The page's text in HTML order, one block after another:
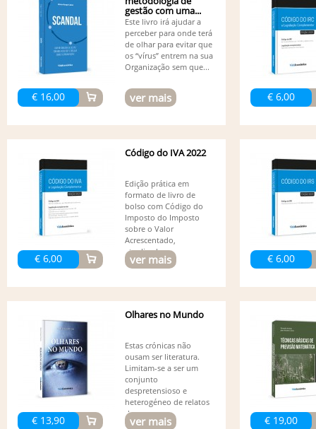
€ 16,00
gestão com uma...
Este livro irá ajudar a
perceber para onde terá
de olhar para evitar que
os “vírus” entrem na sua
Organização sem que...
ver mais € 6,00
€ 6,00
Código do IVA 2022
Edição prática em
formato de livro de
bolso com Código do
Imposto do Imposto
sobre o Valor
Acrescentado,
atualizado...
ver mais € 6,00
€ 13,90
Olhares no Mundo
Estas crónicas não
ousam ser literatura.
Limitam-se a ser um
conjunto
despretensioso e
heterogéneo de relatos
de...
ver mais € 19,00